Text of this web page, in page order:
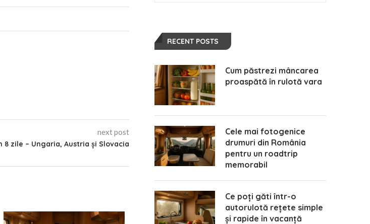
next post
8 zile – Ungaria, Austria și Slovacia
RECENT POSTS
Cum păstrezi mâncarea
proaspătă în rulotă vara
Cele mai fotogenice
drumuri din România
pentru un roadtrip
memorabil
Ce poți găti într-o
autorulotă rețete simple
și rapide în vacanță